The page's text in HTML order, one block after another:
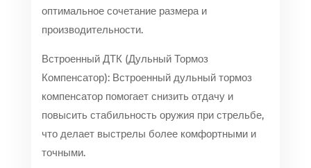
оптимальное сочетание размера и
производительности.
Встроенный ДТК (Дульный Тормоз
Компенсатор): Встроенный дульный тормоз
компенсатор помогает снизить отдачу и
повысить стабильность оружия при стрельбе,
что делает выстрелы более комфортными и
точными.